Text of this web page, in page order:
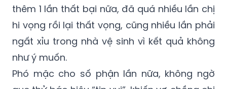
thêm 1 lần thất bại nữa, đã quá nhiều lần chị
hi vọng rồi lại thất vọng, cũng nhiều lần phải
ngất xỉu trong nhà vệ sinh vì kết quả không
như ý muốn.
Phó mặc cho số phận lần nữa, không ngờ